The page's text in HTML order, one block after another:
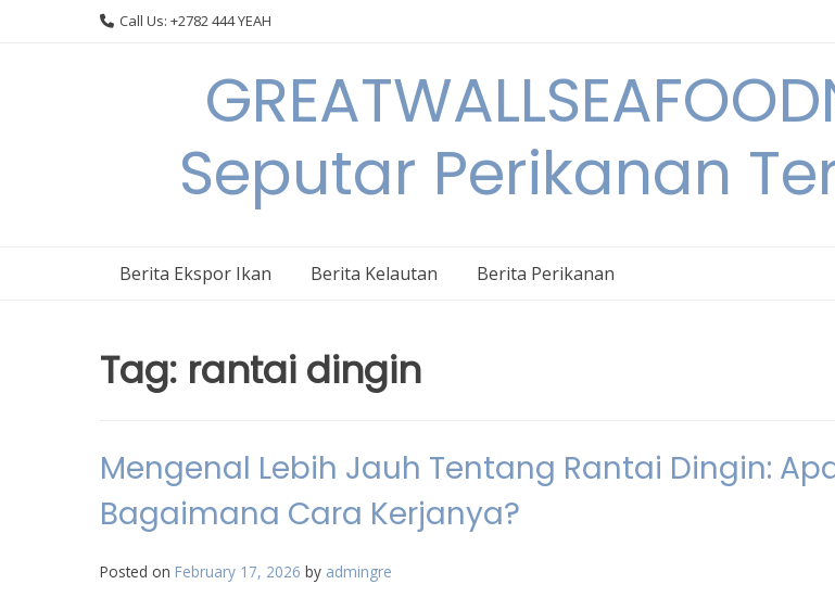
Call Us: +2782 444 YEAH
Seputar Perikanan
Berita Ekspor Ikan Berita Kelautan Berita Perikanan
Tag: rantai dingin
Mengenal Lebih Jauh Tentang Rantai Dingin:
Bagaimana Cara Kerjanya?
Posted on February 17, 2026 by admingre